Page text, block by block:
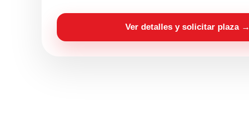
Ver detalles y solicitar plaza →